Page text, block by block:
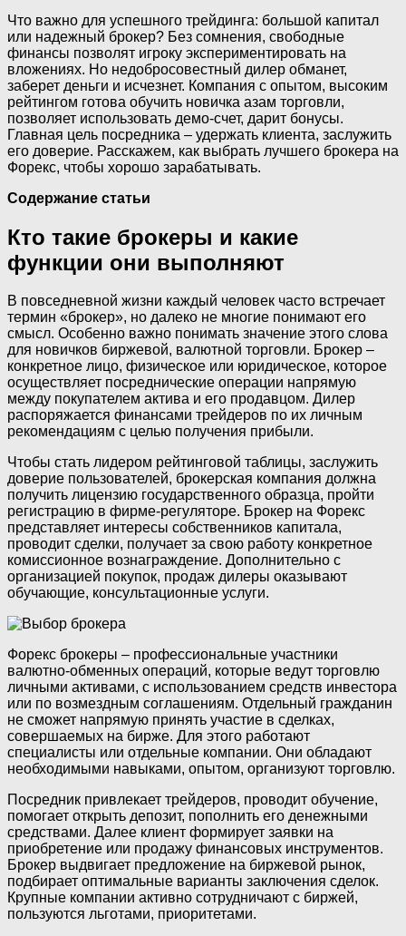
Что важно для успешного трейдинга: большой капитал
или надежный брокер? Без сомнения, свободные
финансы позволят игроку экспериментировать на
вложениях. Но недобросовестный дилер обманет,
заберет деньги и исчезнет. Компания с опытом, высоким
рейтингом готова обучить новичка азам торговли,
позволяет использовать демо-счет, дарит бонусы.
Главная цель посредника – удержать клиента, заслужить
его доверие. Расскажем, как выбрать лучшего брокера на
Форекс, чтобы хорошо зарабатывать.
Содержание статьи
Кто такие брокеры и какие
функции они выполняют
В повседневной жизни каждый человек часто встречает
термин «брокер», но далеко не многие понимают его
смысл. Особенно важно понимать значение этого слова
для новичков биржевой, валютной торговли. Брокер –
конкретное лицо, физическое или юридическое, которое
осуществляет посреднические операции напрямую
между покупателем актива и его продавцом. Дилер
распоряжается финансами трейдеров по их личным
рекомендациям с целью получения прибыли.
Чтобы стать лидером рейтинговой таблицы, заслужить
доверие пользователей, брокерская компания должна
получить лицензию государственного образца, пройти
регистрацию в фирме-регуляторе. Брокер на Форекс
представляет интересы собственников капитала,
проводит сделки, получает за свою работу конкретное
комиссионное вознаграждение. Дополнительно с
организацией покупок, продаж дилеры оказывают
обучающие, консультационные услуги.
Форекс брокеры – профессиональные участники
валютно-обменных операций, которые ведут торговлю
личными активами, с использованием средств инвестора
или по возмездным соглашениям. Отдельный гражданин
не сможет напрямую принять участие в сделках,
совершаемых на бирже. Для этого работают
специалисты или отдельные компании. Они обладают
необходимыми навыками, опытом, организуют торговлю.
Посредник привлекает трейдеров, проводит обучение,
помогает открыть депозит, пополнить его денежными
средствами. Далее клиент формирует заявки на
приобретение или продажу финансовых инструментов.
Брокер выдвигает предложение на биржевой рынок,
подбирает оптимальные варианты заключения сделок.
Крупные компании активно сотрудничают с биржей,
пользуются льготами, приоритетами.